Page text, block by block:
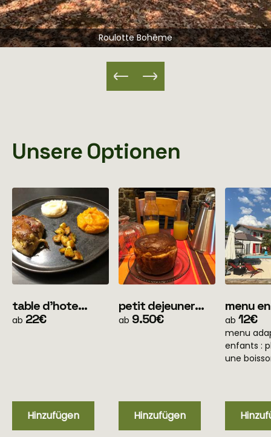
Roulotte Bohême
Unsere Optionen
table d'hote
menu simple
ab 22€
Hinzufügen
petit dejeuner
(pour les clients
ab 9.50€
Hinzufügen
menu
ans
ab 12€
menu
enfants :
une